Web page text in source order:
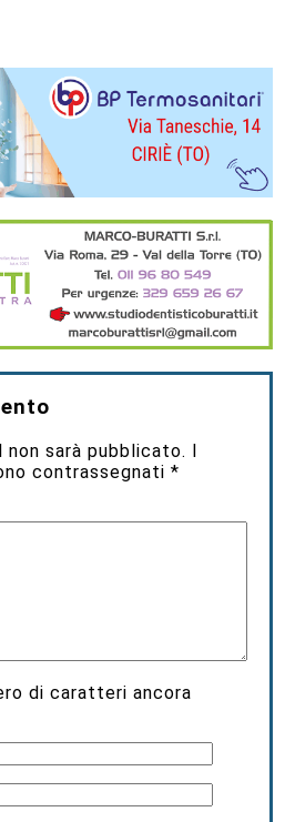
sarà pubblicato. I
contrassegnati*
di caratteri ancora